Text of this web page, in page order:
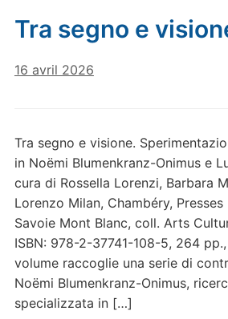
Tra segno e
16 avril 2026
Tra segno e visione.
in Noëmi Blumenkranz-Onimus e
cura di Rossella Lorenzi, Barbara
Lorenzo Milan, Chambéry,
Savoie Mont Blanc, coll. Arts
ISBN: 978-2-37741-108-5, 264
volume raccoglie una serie di
Noëmi Blumenkranz-Onimus,
specializzata in […]